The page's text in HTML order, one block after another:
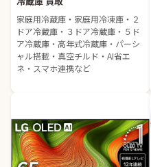
家庭用冷蔵庫・家庭用冷凍庫・２
ドア冷蔵庫・３ドア冷蔵庫・５ド
ア冷蔵庫・高年式冷蔵庫・パーシ
ャル搭載・真空チルド・AI省エ
ネ・スマホ連携など